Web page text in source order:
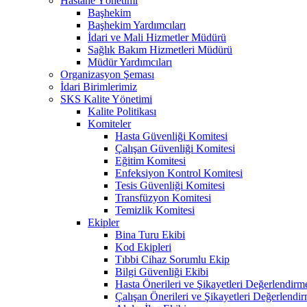
Başhekim
Başhekim Yardımcıları
İdari ve Mali Hizmetler Müdürü
Sağlık Bakım Hizmetleri Müdürü
Müdür Yardımcıları
Organizasyon Şeması
İdari Birimlerimiz
SKS Kalite Yönetimi
Kalite Politikası
Komiteler
Hasta Güvenliği Komitesi
Çalışan Güvenliği Komitesi
Eğitim Komitesi
Enfeksiyon Kontrol Komitesi
Tesis Güvenliği Komitesi
Transfüzyon Komitesi
Temizlik Komitesi
Ekipler
Bina Turu Ekibi
Kod Ekipleri
Tıbbi Cihaz Sorumlu Ekip
Bilgi Güvenliği Ekibi
Hasta Önerileri ve Şikayetleri
Çalışan Önerileri ve Şikayetleri